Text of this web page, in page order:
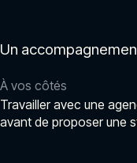
Un
À vos côtés
Travailler avec une
avant de proposer une